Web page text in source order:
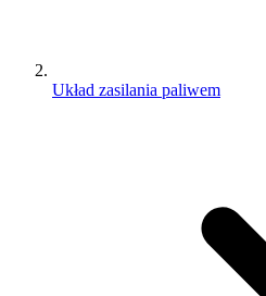
Układ zasilania paliwem